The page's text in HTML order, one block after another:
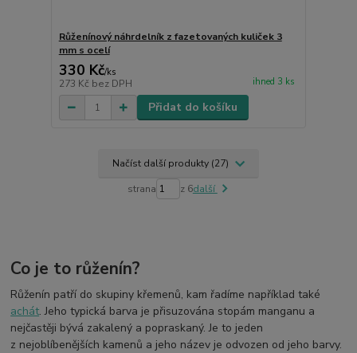
Růženínový náhrdelník z fazetovaných kuliček 3
mm s ocelí
330 Kč/ks
273 Kč bez DPH ihned 3 ks
Přidat do košíku
Načíst další produkty (27)
strana z 6další
Co je to růženín?
Růženín patří do skupiny křemenů, kam řadíme například také
achát. Jeho typická barva je přisuzována stopám manganu a
nejčastěji bývá zakalený a popraskaný. Je to jeden
z nejoblíbenějších kamenů a jeho název je odvozen od jeho barvy.